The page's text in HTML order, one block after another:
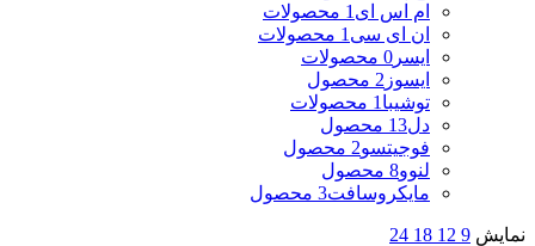
ام اس ای 1 محصولات
ان ای سی 1 محصولات
ایسر 0 محصولات
ایسوز 2 محصول
توشیبا 1 محصولات
دل13 محصول
فوجیتسو2 محصول
لنوو8 محصول
مایکروسافت3 محصول
نمایش 9
12
18
24